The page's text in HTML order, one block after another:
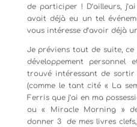
de participer ! D’ailleurs,
avait déjà eu un tel
vous intéresse d’avoir déjà
Je préviens tout de suite,
développement personnel
trouvé intéressant de
(comme le tant cité « La
Ferris que j’ai en ma
ou « Miracle Morning »
donner 3 de mes livres